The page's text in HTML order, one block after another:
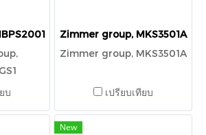
บ
Zimmer group, MKS3501A
Zimmer group, MKS3501A
เปรียบเทียบ
New